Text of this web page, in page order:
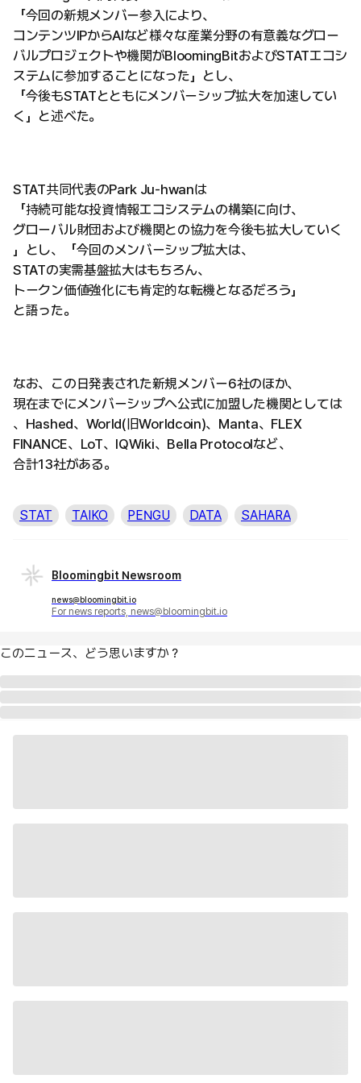
「今回の新規メンバー参入により、
コンテンツIPからAIなど様々な産業分野の有意義なグロー
バルプロジェクトや機関がBloomingBitおよびSTATエコシ
ステムに参加することになった」とし、
「今後もSTATとともにメンバーシップ拡大を加速してい
く」と述べた。
STAT共同代表のPark Ju-hwanは
「持続可能な投資情報エコシステムの構築に向け、
グローバル財団および機関との協力を今後も拡大していく
」とし、「今回のメンバーシップ拡大は、
STATの実需基盤拡大はもちろん、
トークン価値強化にも肯定的な転機となるだろう」
と語った。
なお、この日発表された新規メンバー6社のほか、
現在までにメンバーシップへ公式に加盟した機関としては
、Hashed、World(旧Worldcoin)、Manta、FLEX
FINANCE、LoT、IQWiki、Bella Protocolなど、
合計13社がある。
STAT TAIKO PENGU DATA SAHARA
Bloomingbit Newsroom
news@bloomingbit.io
For news reports, news@bloomingbit.io
このニュース、どう思いますか？